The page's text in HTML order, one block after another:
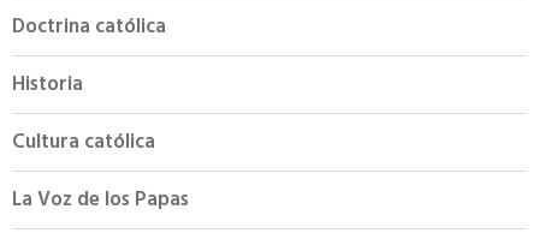
Doctrina católica
Historia
Cultura católica
La Voz de los Papas